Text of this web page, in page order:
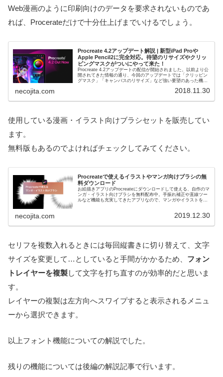
Web漫画のように印刷向けのデータを要求されないものであ
れば、Procerateだけで十分仕上げまでいけるでしょう。
Procreate 4.2アップデート解説 | 新型iPad Proや
Apple Pencil2に完全対応。待望のリサイズやクリッ
ピングマスクがついにやって来た！
Procreate 4.2アップデートの配信が開始されました。以前より公
開されてきた情報の通り、今回のアップデートでは「クリッピン
グマスク」「キャンバスのリサイズ」など強い要望のあった機能
necojita.com 2018.11.30
使用している漫画・イラスト向けブラシセットを販売してい
ます。
無料版もあるのでよければチェックしてみてください。
Procreateで使えるイラストやマンガ向けブラシの無
料ダウンロード
お絵描きアプリのProcreateにダウンロードして使える、自作のマ
ンガ・イラスト向けブラシを無料配布中。手振れ補正や直線ツー
ルなど機能も充実してきたアプリなので、マンガやイラストを描
necojita.com 2019.12.30
セリフを複数入れるときには毎回縦書きに切り替えて、文字
サイズを変更して…としていると手間がかかるため、 フォン
トレイヤーを複製して文字を打ち直すのが効率的だと思いま
す。
レイヤーの複製は左方向へスワイプすると表示されるメニュ
ーから選択できます。
以上フォント機能についての解説でした。
残りの機能については後編の解説記事で行います。